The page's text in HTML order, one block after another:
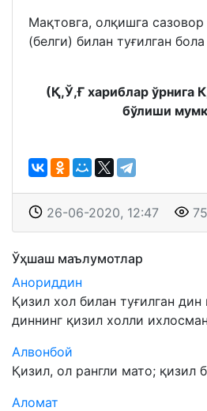
Мақтовга, олқишга
(белги) билан туғилган бола
(Қ,Ў,Ғ хариблар ўрнига
бўлиши
26-06-2020, 12:47
Ўҳшаш маълумотлар
Анориддин
Қизил хол билан туғилган
диннинг қизил холли
Алвонбой
Қизил, ол рангли мато; қизил
Аломат